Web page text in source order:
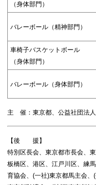
（身体部門）
バレーボール（精神部門）
車椅子バスケットボール
（身体部門）
バレーボール（身体部門）
主 催：東京都、公益社団法
【後 援】
特別区長会、東京都市長会、
板橋区、港区、江戸川区、練
育協会、(一社)東京都馬主会